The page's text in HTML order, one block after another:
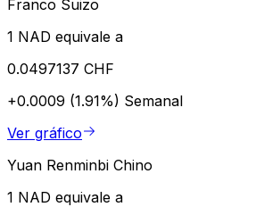
Franco Suizo
1 NAD equivale a
0.0497137 CHF
+0.0009 (1.91%) Semanal
Ver gráfico
Yuan Renminbi Chino
1 NAD equivale a